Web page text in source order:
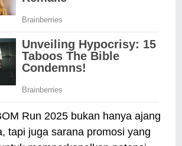
Run 2025 bukan hanya ajang
tapi juga sarana promosi yang